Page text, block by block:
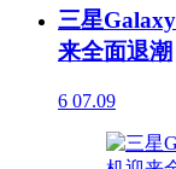
三星
来全面退潮
6 07.09